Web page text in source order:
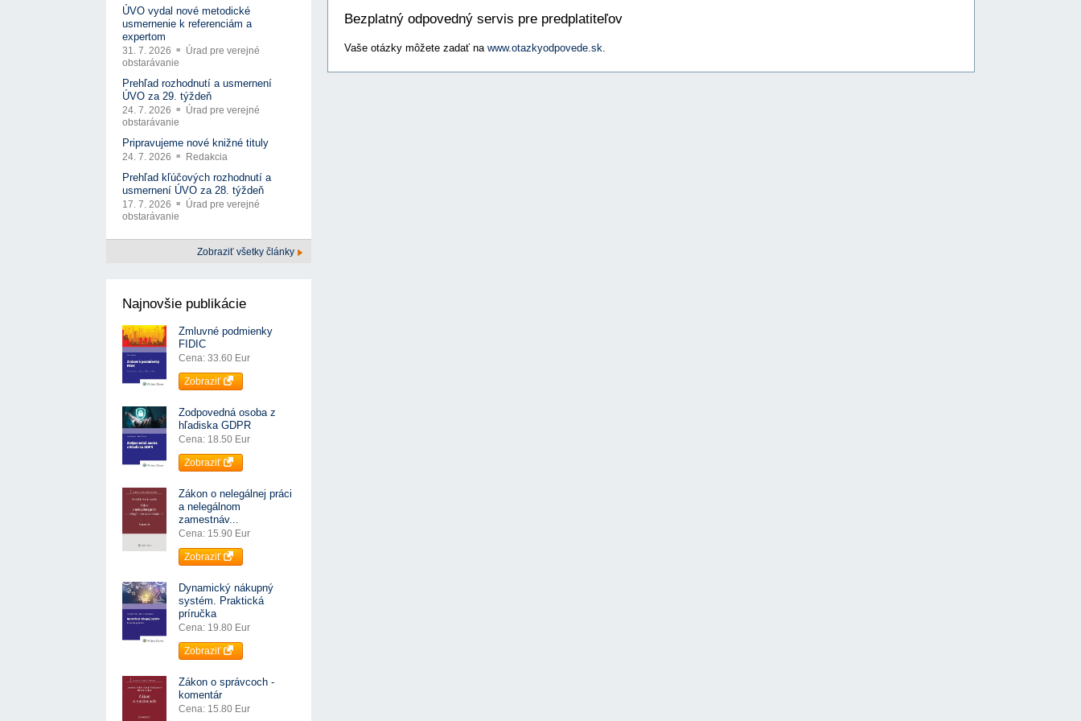
Bezplatný odpovedný servis pre predplatiteľov
Vaše otázky môžete zadať na www.otazkyodpovede.sk.
ÚVO vydal nové metodické
usmernenie k referenciám a
expertom
31. 7. 2026
Úrad pre verejné
obstarávanie
Prehľad rozhodnutí a usmernení
ÚVO za 29. týždeň
24. 7. 2026
Úrad pre verejné
obstarávanie
Pripravujeme nové knižné tituly
24. 7. 2026 Redakcia
Prehľad kľúčových rozhodnutí a
usmernení ÚVO za 28. týždeň
17. 7. 2026
Úrad pre verejné
obstarávanie
Zobraziť všetky články
Najnovšie publikácie
Zmluvné podmienky
FIDIC
Cena: 33.60 Eur
Zobraziť
Zodpovedná osoba z
hľadiska GDPR
Cena: 18.50 Eur
Zobraziť
Zákon o nelegálnej práci
a nelegálnom
zamestnáv...
Cena: 15.90 Eur
Zobraziť
Dynamický nákupný
systém. Praktická
príručka
Cena: 19.80 Eur
Zobraziť
Zákon o správcoch -
komentár
Cena: 15.80 Eur